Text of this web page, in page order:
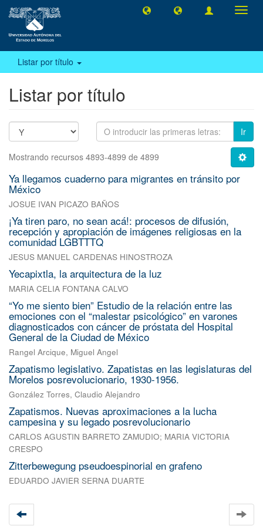
Listar por título
Listar por título
Ir
Mostrando recursos 4893-4899 de 4899
Ya llegamos cuaderno para migrantes en tránsito por
México
JOSUE IVAN PICAZO BAÑOS
¡Ya tiren paro, no sean acá!: procesos de difusión,
recepción y apropiación de imágenes religiosas en la
comunidad LGBTTTQ
JESUS MANUEL CARDENAS HINOSTROZA
Yecapixtla, la arquitectura de la luz
MARIA CELIA FONTANA CALVO
“Yo me siento bien” Estudio de la relación entre las
emociones con el “malestar psicológico” en varones
diagnosticados con cáncer de próstata del Hospital
General de la Ciudad de México
Rangel Arcique, Miguel Angel
Zapatismo legislativo. Zapatistas en las legislaturas del
Morelos posrevolucionario, 1930-1956.
González Torres, Claudio Alejandro
Zapatismos. Nuevas aproximaciones a la lucha
campesina y su legado posrevolucionario
CARLOS AGUSTIN BARRETO ZAMUDIO; MARIA VICTORIA
CRESPO
Zitterbewegung pseudoespinorial en grafeno
EDUARDO JAVIER SERNA DUARTE